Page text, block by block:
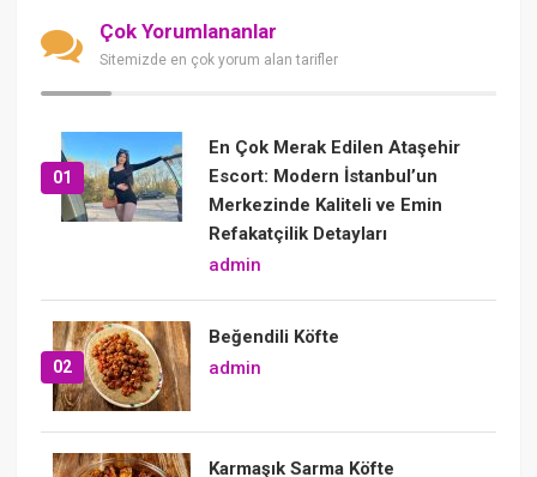
Çok Yorumlananlar
Sitemizde en çok yorum alan tarifler
01
En Çok Merak Edilen Ataşehir
Escort: Modern İstanbul’un
Merkezinde Kaliteli ve Emin
Refakatçilik Detayları
admin
02
Beğendili Köfte
admin
Karmaşık Sarma Köfte